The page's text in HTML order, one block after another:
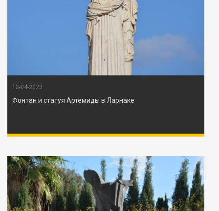
13-04-2023
Фонтан и статуя Артемиды в Ларнаке